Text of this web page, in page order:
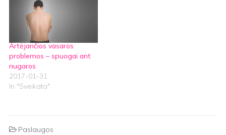
Artėjančios vasaros
problemos – spuogai ant
nugaros
2017-01-31
In "Sveikata"
Paslaugos